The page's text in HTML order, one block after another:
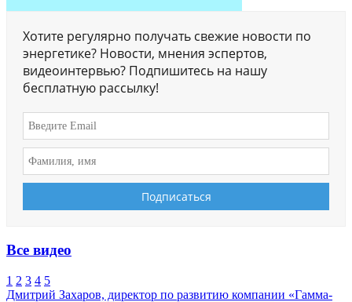
Хотите регулярно получать свежие новости по
энергетике? Новости, мнения эспертов,
видеоинтервью? Подпишитесь на нашу
бесплатную рассылку!
Все видео
1 2 3 4 5
Дмитрий Захаров, директор по развитию компании «Гамма-